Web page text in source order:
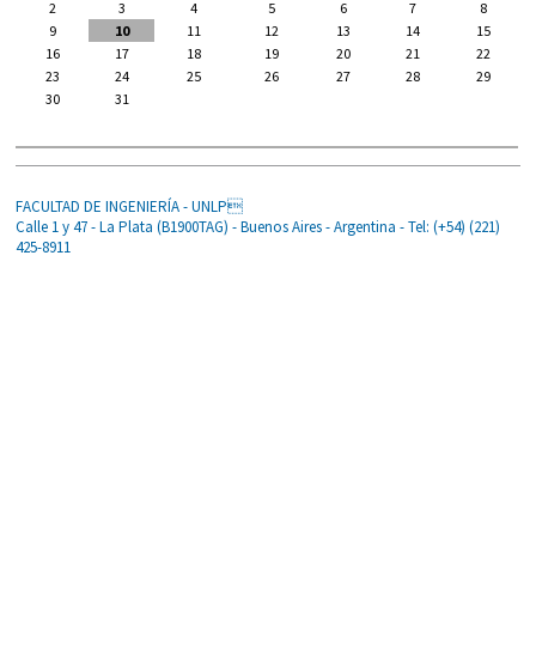
2
3 4 5 6 7
8
9
10 11 12 13 14
15
16
17 18 19 20 21
22
23
24 25 26 27 28
29
30
31
FACULTAD DE INGENIERÍA - UNLP
Calle 1 y 47 - La Plata (B1900TAG) - Buenos Aires - Argentina - Tel: (+54) (221)
425-8911